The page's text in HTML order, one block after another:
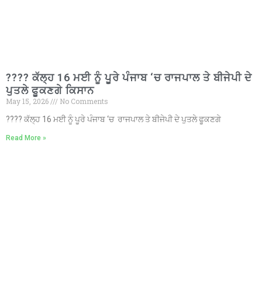
???? ਕੱਲ੍ਹ 16 ਮਈ ਨੂੰ ਪੂਰੇ ਪੰਜਾਬ ‘ਚ ਰਾਜਪਾਲ ਤੇ ਬੀਜੇਪੀ ਦੇ
ਪੁਤਲੇ ਫੂਕਣਗੇ ਕਿਸਾਨ
May 15, 2026
No Comments
???? ਕੱਲ੍ਹ 16 ਮਈ ਨੂੰ ਪੂਰੇ ਪੰਜਾਬ ‘ਚ ਰਾਜਪਾਲ ਤੇ ਬੀਜੇਪੀ ਦੇ ਪੁਤਲੇ ਫੂਕਣਗੇ
Read More »